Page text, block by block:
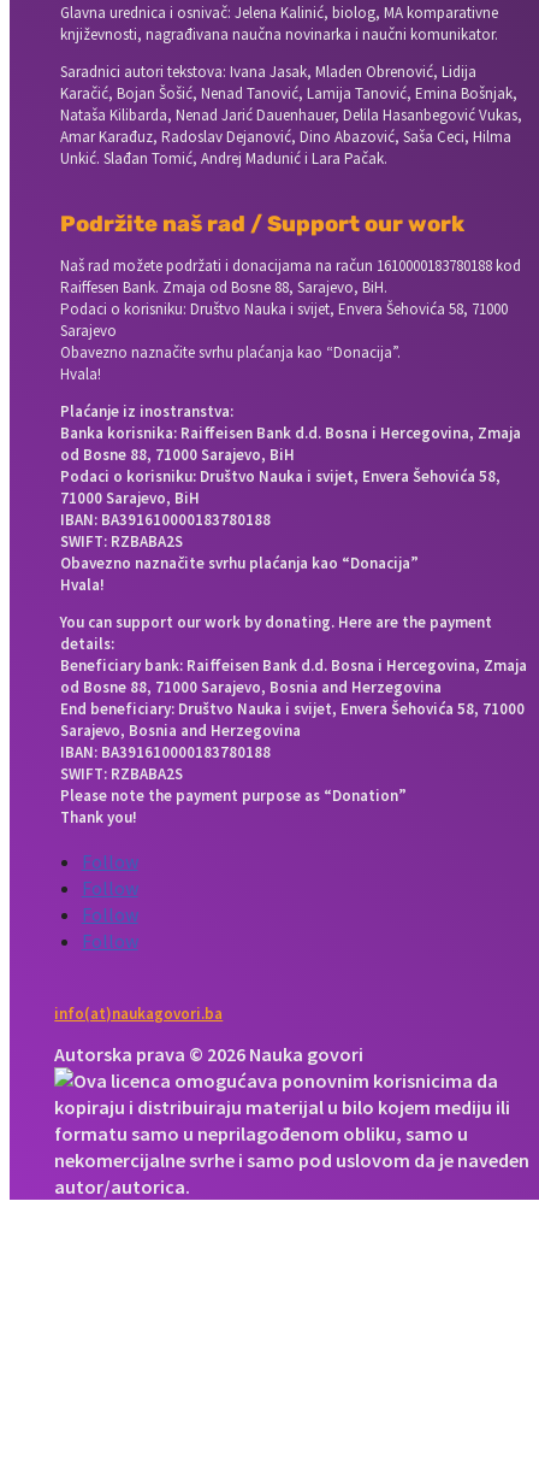
Glavna urednica i osnivač: Jelena Kalinić, biolog, MA komparativne
književnosti, nagrađivana naučna novinarka i naučni komunikator.
Saradnici autori tekstova: Ivana Jasak, Mladen Obrenović, Lidija
Karačić, Bojan Šošić, Nenad Tanović, Lamija Tanović, Emina Bošnjak,
Nataša Kilibarda, Nenad Jarić Dauenhauer, Delila Hasanbegović Vukas,
Amar Karađuz, Radoslav Dejanović, Dino Abazović, Saša Ceci, Hilma
Unkić. Slađan Tomić, Andrej Madunić i Lara Pačak.
Podržite naš rad / Support our work
Naš rad možete podržati i donacijama na račun 1610000183780188 kod
Raiffesen Bank. Zmaja od Bosne 88, Sarajevo, BiH.
Podaci o korisniku: Društvo Nauka i svijet, Envera Šehovića 58, 71000
Sarajevo
Obavezno naznačite svrhu plaćanja kao “Donacija”.
Hvala!
Plaćanje iz inostranstva:
Banka korisnika: Raiffeisen Bank d.d. Bosna i Hercegovina, Zmaja
od Bosne 88, 71000 Sarajevo, BiH
Podaci o korisniku: Društvo Nauka i svijet, Envera Šehovića 58,
71000 Sarajevo, BiH
IBAN: BA391610000183780188
SWIFT: RZBABA2S
Obavezno naznačite svrhu plaćanja kao “Donacija”
Hvala!
You can support our work by donating. Here are the payment
details:
Beneficiary bank: Raiffeisen Bank d.d. Bosna i Hercegovina, Zmaja
od Bosne 88, 71000 Sarajevo, Bosnia and Herzegovina
End beneficiary: Društvo Nauka i svijet, Envera Šehovića 58, 71000
Sarajevo, Bosnia and Herzegovina
IBAN: BA391610000183780188
SWIFT: RZBABA2S
Please note the payment purpose as “Donation”
Thank you!
Follow
Follow
Follow
Follow
info(at)naukagovori.ba
Autorska prava © 2026 Nauka govori